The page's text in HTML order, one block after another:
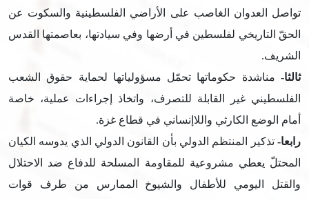
تواصل العدوان الغاصب على الأراضي الفلسطينية والسكوت عن
الحقّ التاريخي لفلسطين في أرضها وفي سيادتها، بعاصمتها القدس
الشريف.
ثالثا- مناشدة حكوماتها تحمّل مسؤولياتها لحماية حقوق الشعب
الفلسطيني غير القابلة للتصرف، واتخاذ إجراءات عملية، خاصة
أمام الوضع الكارثي واللاإنساني في قطاع غزة.
رابعا- تذكير المنتظم الدولي بأن القانون الدولي الذي يدوسه الكيان
المحتلّ يعطي مشروعية للمقاومة المسلحة للدفاع ضد الاحتلال
والقتل اليومي للأطفال والشيوخ الممارس من طرف قوات